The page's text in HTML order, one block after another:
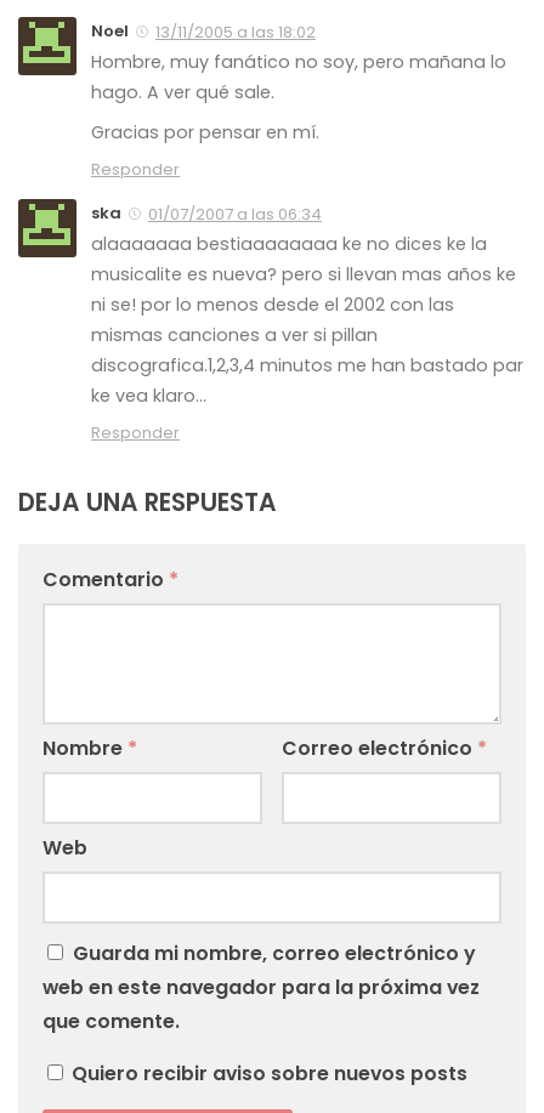
Noel
13/11/2005 a las 18:02
Hombre, muy fanático no soy, pero mañana lo
hago. A ver qué sale.
Gracias por pensar en mí.
Responder
ska
01/07/2007 a las 06:34
alaaaaaaa bestiaaaaaaaa ke no dices ke la
musicalite es nueva? pero si llevan mas años ke
ni se! por lo menos desde el 2002 con las
mismas canciones a ver si pillan
discografica.1,2,3,4 minutos me han bastado par
ke vea klaro…
Responder
DEJA UNA RESPUESTA
Comentario *
Nombre * Correo electrónico *
Web
Guarda mi nombre, correo electrónico y
web en este navegador para la próxima vez
que comente.
Quiero recibir aviso sobre nuevos posts